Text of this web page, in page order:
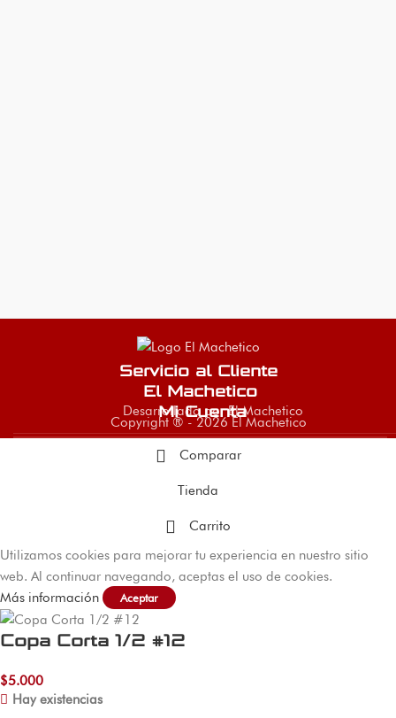
Servicio al Cliente
El Machetico
Mi Cuenta
Desarrollado por El Machetico
Copyright ® - 2026 El Machetico
Comparar
Tienda
Carrito
Utilizamos cookies para mejorar tu experiencia en nuestro sitio
web. Al continuar navegando, aceptas el uso de cookies.
Más información
Aceptar
Copa Corta 1/2 #12
$5.000
Hay existencias